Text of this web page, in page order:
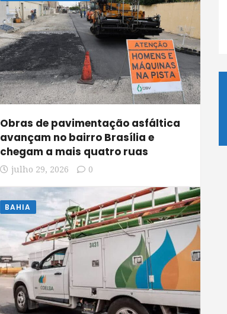
Obras de pavimentação asfáltica
avançam no bairro Brasília e
chegam a mais quatro ruas
julho 29, 2026 0
BAHIA